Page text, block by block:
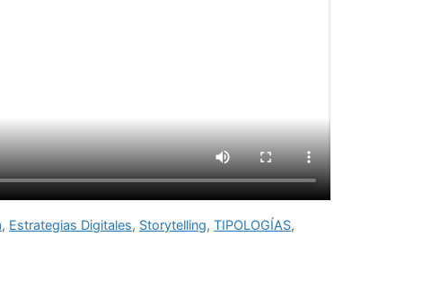
, Estrategias Digitales, Storytelling,TIPOLOGÍAS,